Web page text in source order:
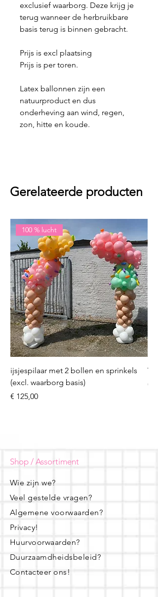
exclusief waarborg. Deze krijg je
terug wanneer de herbruikbare
basis terug is binnen gebracht.
Prijs is excl plaatsing
Prijs is per toren.
Latex ballonnen zijn een
natuurproduct en dus
onderheving aan wind, regen,
zon, hitte en koude.
Gerelateerde producten
100 % lucht
ijsjespilaar met 2 bollen en sprinkels
(excl. waarborg basis)
Prijs
€ 125,00
Prijs
€
Shop / Assortiment
Wie zijn we?
Veel gestelde vragen?
Algemene voorwaarden?
Privacy!
Huurvoorwaarden?
Duurzaamdheidsbeleid?
Contacteer ons!